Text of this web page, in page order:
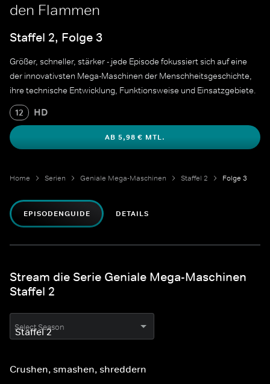
den Flammen
Staffel 2, Folge 3
Größer, schneller, stärker - jede Episode fokussiert sich auf eine
der innovativsten Mega-Maschinen der Menschheitsgeschichte,
ihre technische Entwicklung, Funktionsweise und Einsatzgebiete.
12 HD
AB 5,98 € MTL.
Home Serien Geniale Mega-Maschinen Staffel 2 Folge 3
EPISODENGUIDE DETAILS
Stream die Serie Geniale Mega-Maschinen
Staffel 2
Select Season
Crushen, smashen, shreddern